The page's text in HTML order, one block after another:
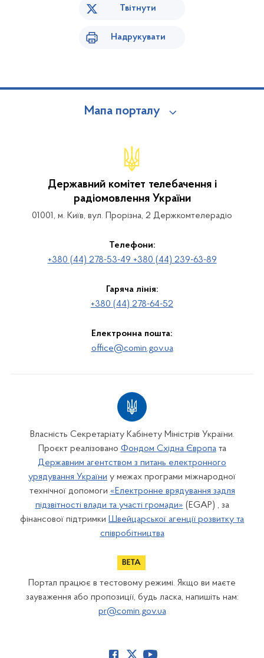
Твітнути
Надрукувати
Мапа порталу
Державний комітет телебачення і
радіомовлення України
01001, м. Київ, вул. Прорізна, 2 Держкомтелерадіо
Телефони:
+380 (44) 278-53-49 +380 (44) 239-63-89
Гаряча лінія:
+380 (44) 278-64-52
Електронна пошта:
office@comin.gov.ua
Власність Секретаріату Кабінету Міністрів України.
Проєкт реалізовано Фондом Східна Європата
Державним агентством з питань електронного
урядування України у межах програми міжнародної
технічної допомоги «Електронне врядування задля
підзвітності влади та участі громади» (EGAP) , за
фінансової підтримки Швейцарської агенції розвитку та
співробітництва
Портал працює в тестовому режимі. Якщо ви маєте
зауваження або пропозиції, будь ласка, напишіть нам:
pr@comin.gov.ua